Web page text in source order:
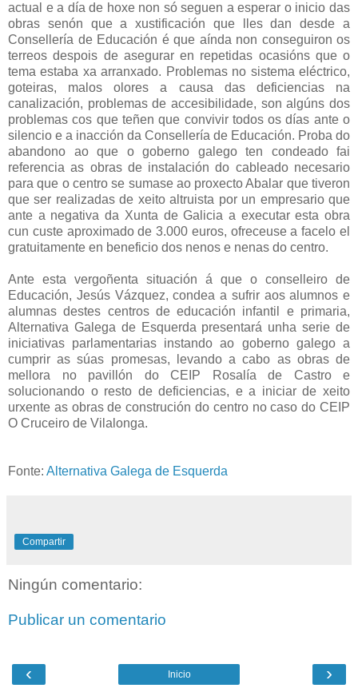
actual e a día de hoxe non só seguen a esperar o inicio das
obras senón que a xustificación que lles dan desde a
Consellería de Educación é que aínda non conseguiron os
terreos despois de asegurar en repetidas ocasións que o
tema estaba xa arranxado. Problemas no sistema eléctrico,
goteiras, malos olores a causa das deficiencias na
canalización, problemas de accesibilidade, son algúns dos
problemas cos que teñen que convivir todos os días ante o
silencio e a inacción da Consellería de Educación. Proba do
abandono ao que o goberno galego ten condeado fai
referencia as obras de instalación do cableado necesario
para que o centro se sumase ao proxecto Abalar que tiveron
que ser realizadas de xeito altruista por un empresario que
ante a negativa da Xunta de Galicia a executar esta obra
cun custe aproximado de 3.000 euros, ofreceuse a facelo el
gratuitamente en beneficio dos nenos e nenas do centro.
Ante esta vergoñenta situación á que o conselleiro de
Educación, Jesús Vázquez, condea a sufrir aos alumnos e
alumnas destes centros de educación infantil e primaria,
Alternativa Galega de Esquerda presentará unha serie de
iniciativas parlamentarias instando ao goberno galego a
cumprir as súas promesas, levando a cabo as obras de
mellora no pavillón do CEIP Rosalía de Castro e
solucionando o resto de deficiencias, e a iniciar de xeito
urxente as obras de construción do centro no caso do CEIP
O Cruceiro de Vilalonga.
Fonte: Alternativa Galega de Esquerda
Compartir
Ningún comentario:
Publicar un comentario
‹ ›
Inicio